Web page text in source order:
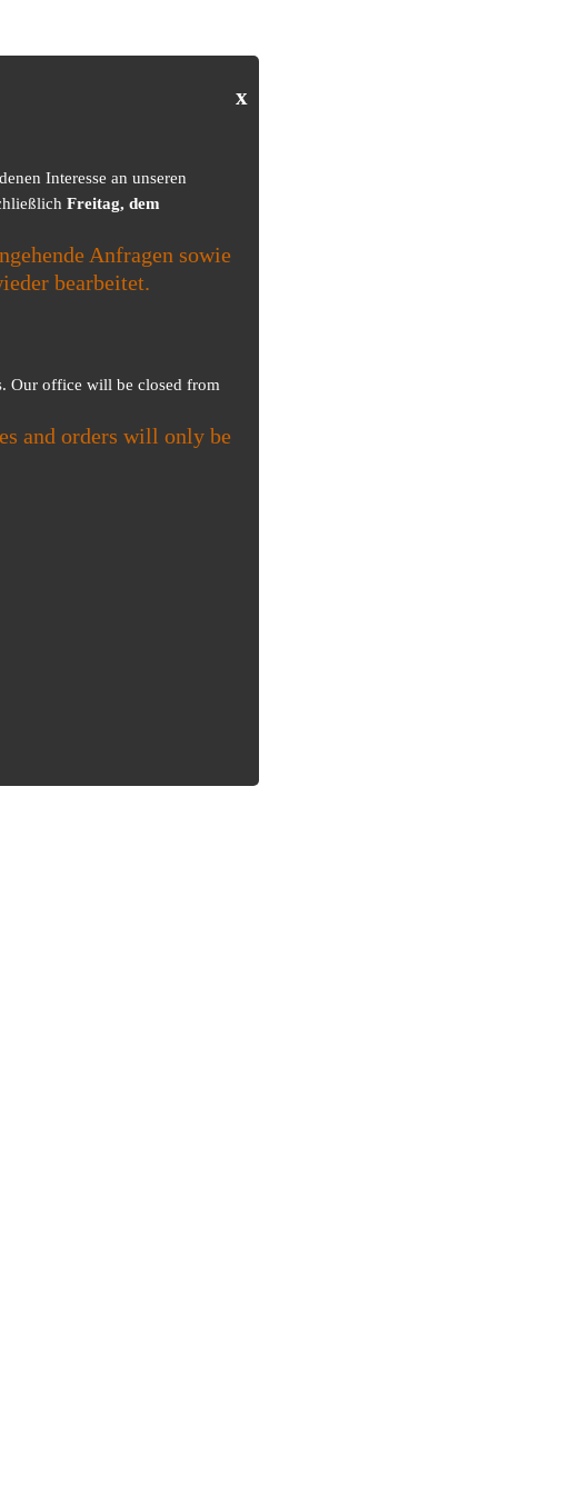
x
Interesse an unseren
Freitag, dem
Anfragen sowie
bearbeitet.
Our office will be closed from
and orders will only be